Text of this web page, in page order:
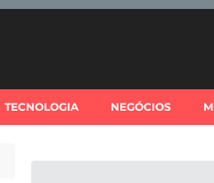
TECNOLOGIA NEGÓCIOS